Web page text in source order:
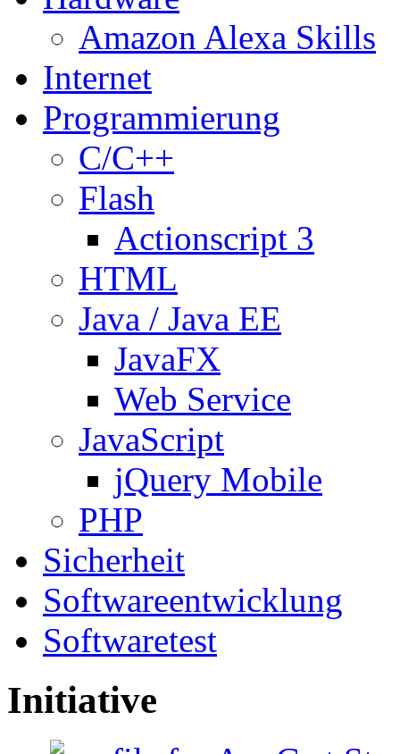
Amazon Alexa Skills
Internet
Programmierung
C/C++
Flash
Actionscript 3
HTML
Java / Java EE
JavaFX
Web Service
JavaScript
jQuery Mobile
PHP
Sicherheit
Softwareentwicklung
Softwaretest
Initiative